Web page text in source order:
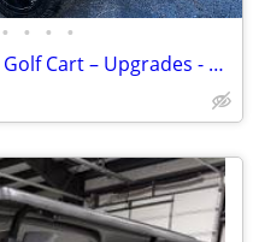
• • • •
2021 E-Z-GO RXV Elite Lithium Golf Cart – Upgrades - Black